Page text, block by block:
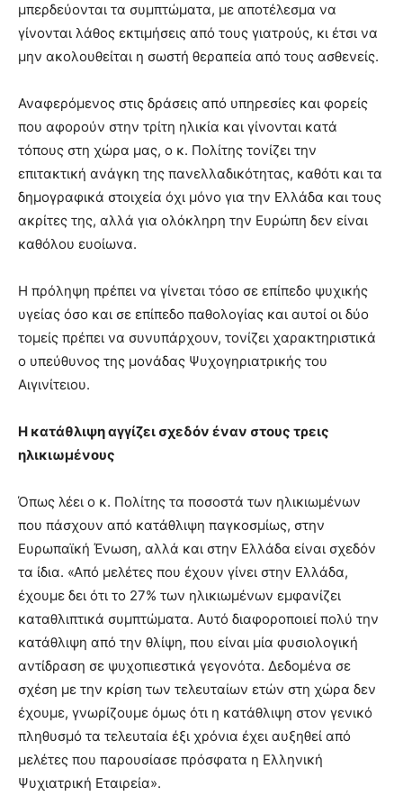
μπερδεύονται τα συμπτώματα, με αποτέλεσμα να
γίνονται λάθος εκτιμήσεις από τους γιατρούς, κι έτσι να
μην ακολουθείται η σωστή θεραπεία από τους ασθενείς.
Αναφερόμενος στις δράσεις από υπηρεσίες και φορείς
που αφορούν στην τρίτη ηλικία και γίνονται κατά
τόπους στη χώρα μας, ο κ. Πολίτης τονίζει την
επιτακτική ανάγκη της πανελλαδικότητας, καθότι και τα
δημογραφικά στοιχεία όχι μόνο για την Ελλάδα και τους
ακρίτες της, αλλά για ολόκληρη την Ευρώπη δεν είναι
καθόλου ευοίωνα.
Η πρόληψη πρέπει να γίνεται τόσο σε επίπεδο ψυχικής
υγείας όσο και σε επίπεδο παθολογίας και αυτοί οι δύο
τομείς πρέπει να συνυπάρχουν, τονίζει χαρακτηριστικά
ο υπεύθυνος της μονάδας Ψυχογηριατρικής του
Αιγινίτειου.
Η κατάθλιψη αγγίζει σχεδόν έναν στους τρεις
ηλικιωμένους
Όπως λέει ο κ. Πολίτης τα ποσοστά των ηλικιωμένων
που πάσχουν από κατάθλιψη παγκοσμίως, στην
Ευρωπαϊκή Ένωση, αλλά και στην Ελλάδα είναι σχεδόν
τα ίδια. «Από μελέτες που έχουν γίνει στην Ελλάδα,
έχουμε δει ότι το 27% των ηλικιωμένων εμφανίζει
καταθλιπτικά συμπτώματα. Αυτό διαφοροποιεί πολύ την
κατάθλιψη από την θλίψη, που είναι μία φυσιολογική
αντίδραση σε ψυχοπιεστικά γεγονότα. Δεδομένα σε
σχέση με την κρίση των τελευταίων ετών στη χώρα δεν
έχουμε, γνωρίζουμε όμως ότι η κατάθλιψη στον γενικό
πληθυσμό τα τελευταία έξι χρόνια έχει αυξηθεί από
μελέτες που παρουσίασε πρόσφατα η Ελληνική
Ψυχιατρική Εταιρεία».